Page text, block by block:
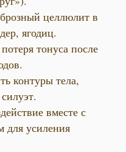
целлюлит в
ягодиц.
тонуса после
контуры тела,
вместе с
для усиления